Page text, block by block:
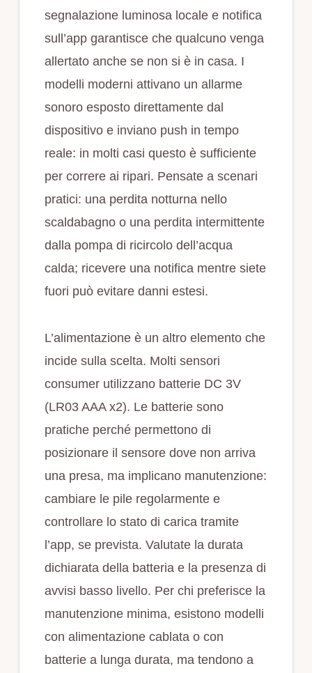
segnalazione luminosa locale e notifica
sull’app garantisce che qualcuno venga
allertato anche se non si è in casa. I
modelli moderni attivano un allarme
sonoro esposto direttamente dal
dispositivo e inviano push in tempo
reale: in molti casi questo è sufficiente
per correre ai ripari. Pensate a scenari
pratici: una perdita notturna nello
scaldabagno o una perdita intermittente
dalla pompa di ricircolo dell’acqua
calda; ricevere una notifica mentre siete
fuori può evitare danni estesi.
L’alimentazione è un altro elemento che
incide sulla scelta. Molti sensori
consumer utilizzano batterie DC 3V
(LR03 AAA x2). Le batterie sono
pratiche perché permettono di
posizionare il sensore dove non arriva
una presa, ma implicano manutenzione:
cambiare le pile regolarmente e
controllare lo stato di carica tramite
l’app, se prevista. Valutate la durata
dichiarata della batteria e la presenza di
avvisi basso livello. Per chi preferisce la
manutenzione minima, esistono modelli
con alimentazione cablata o con
batterie a lunga durata, ma tendono a